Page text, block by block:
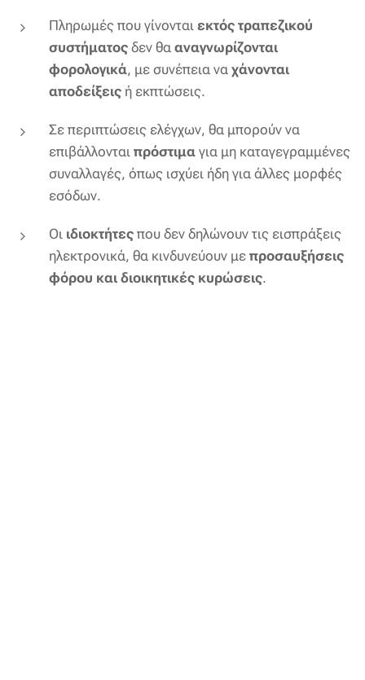
Πληρωμές που γίνονται εκτός τραπεζικού
συστήματος δεν θα αναγνωρίζονται
φορολογικά, με συνέπεια να χάνονται
αποδείξεις ή εκπτώσεις.
Σε περιπτώσεις ελέγχων, θα μπορούν να
επιβάλλονται πρόστιμα για μη καταγεγραμμένες
συναλλαγές, όπως ισχύει ήδη για άλλες μορφές
εσόδων.
Οι ιδιοκτήτες που δεν δηλώνουν τις εισπράξεις
ηλεκτρονικά, θα κινδυνεύουν με προσαυξήσεις
φόρου και διοικητικές κυρώσεις.